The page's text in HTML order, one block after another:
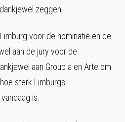
zeggen.
voor de nominatie en de
aan de jury voor de
aan Group a en Arte om
sterk Limburgs
is.